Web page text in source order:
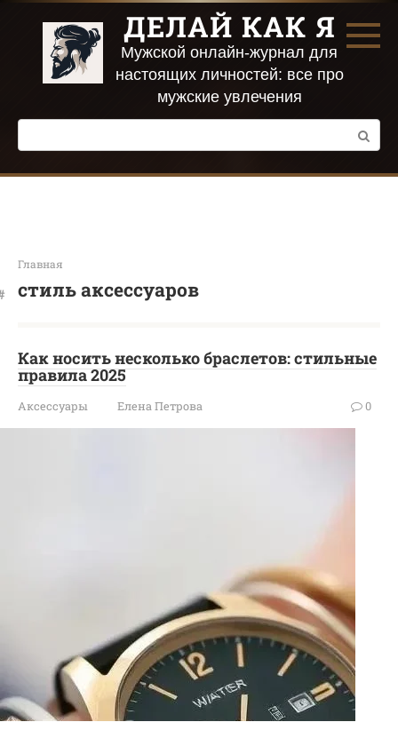
Перейти
контенту
ДЕЛАЙ КАК Я
Мужской онлайн-журнал для
настоящих личностей: все про
мужские увлечения
Поиск:
Главная
стиль аксессуаров
Как носить несколько браслетов: стильные
правила 2025
Аксессуары Елена Петрова 0